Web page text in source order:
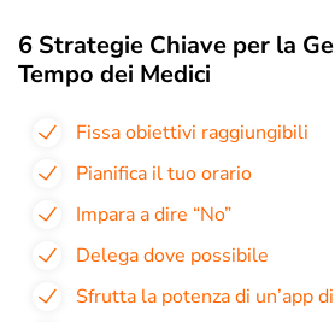
6 Strategie Chiave per la
Tempo dei Medici
Fissa obiettivi raggiungibili
Pianifica il tuo orario
Impara a dire “No”
Delega dove possibile
Sfrutta la potenza di un’app